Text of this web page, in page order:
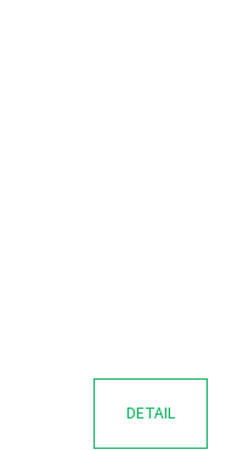
DETAIL